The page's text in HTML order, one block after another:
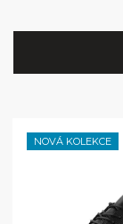
NOVÁ KOLEKCE